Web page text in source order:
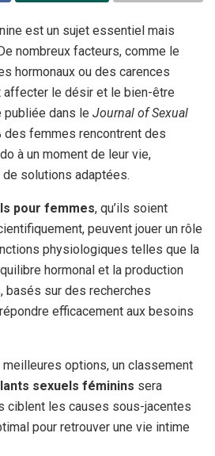
est un sujet essentiel mais
nombreux facteurs, comme le
hormonaux ou des carences
affecter le désir et le bien-être
publiée dans le Journal of Sexual
des femmes rencontrent des
à un moment de leur vie,
de solutions adaptées.
pour femmes, qu’ils soient
peuvent jouer un rôle
physiologiques telles que la
hormonal et la production
basés sur des recherches
efficacement aux besoins
options, un classement
sexuels féminins sera
ciblent les causes sous-jacentes
pour retrouver une vie intime